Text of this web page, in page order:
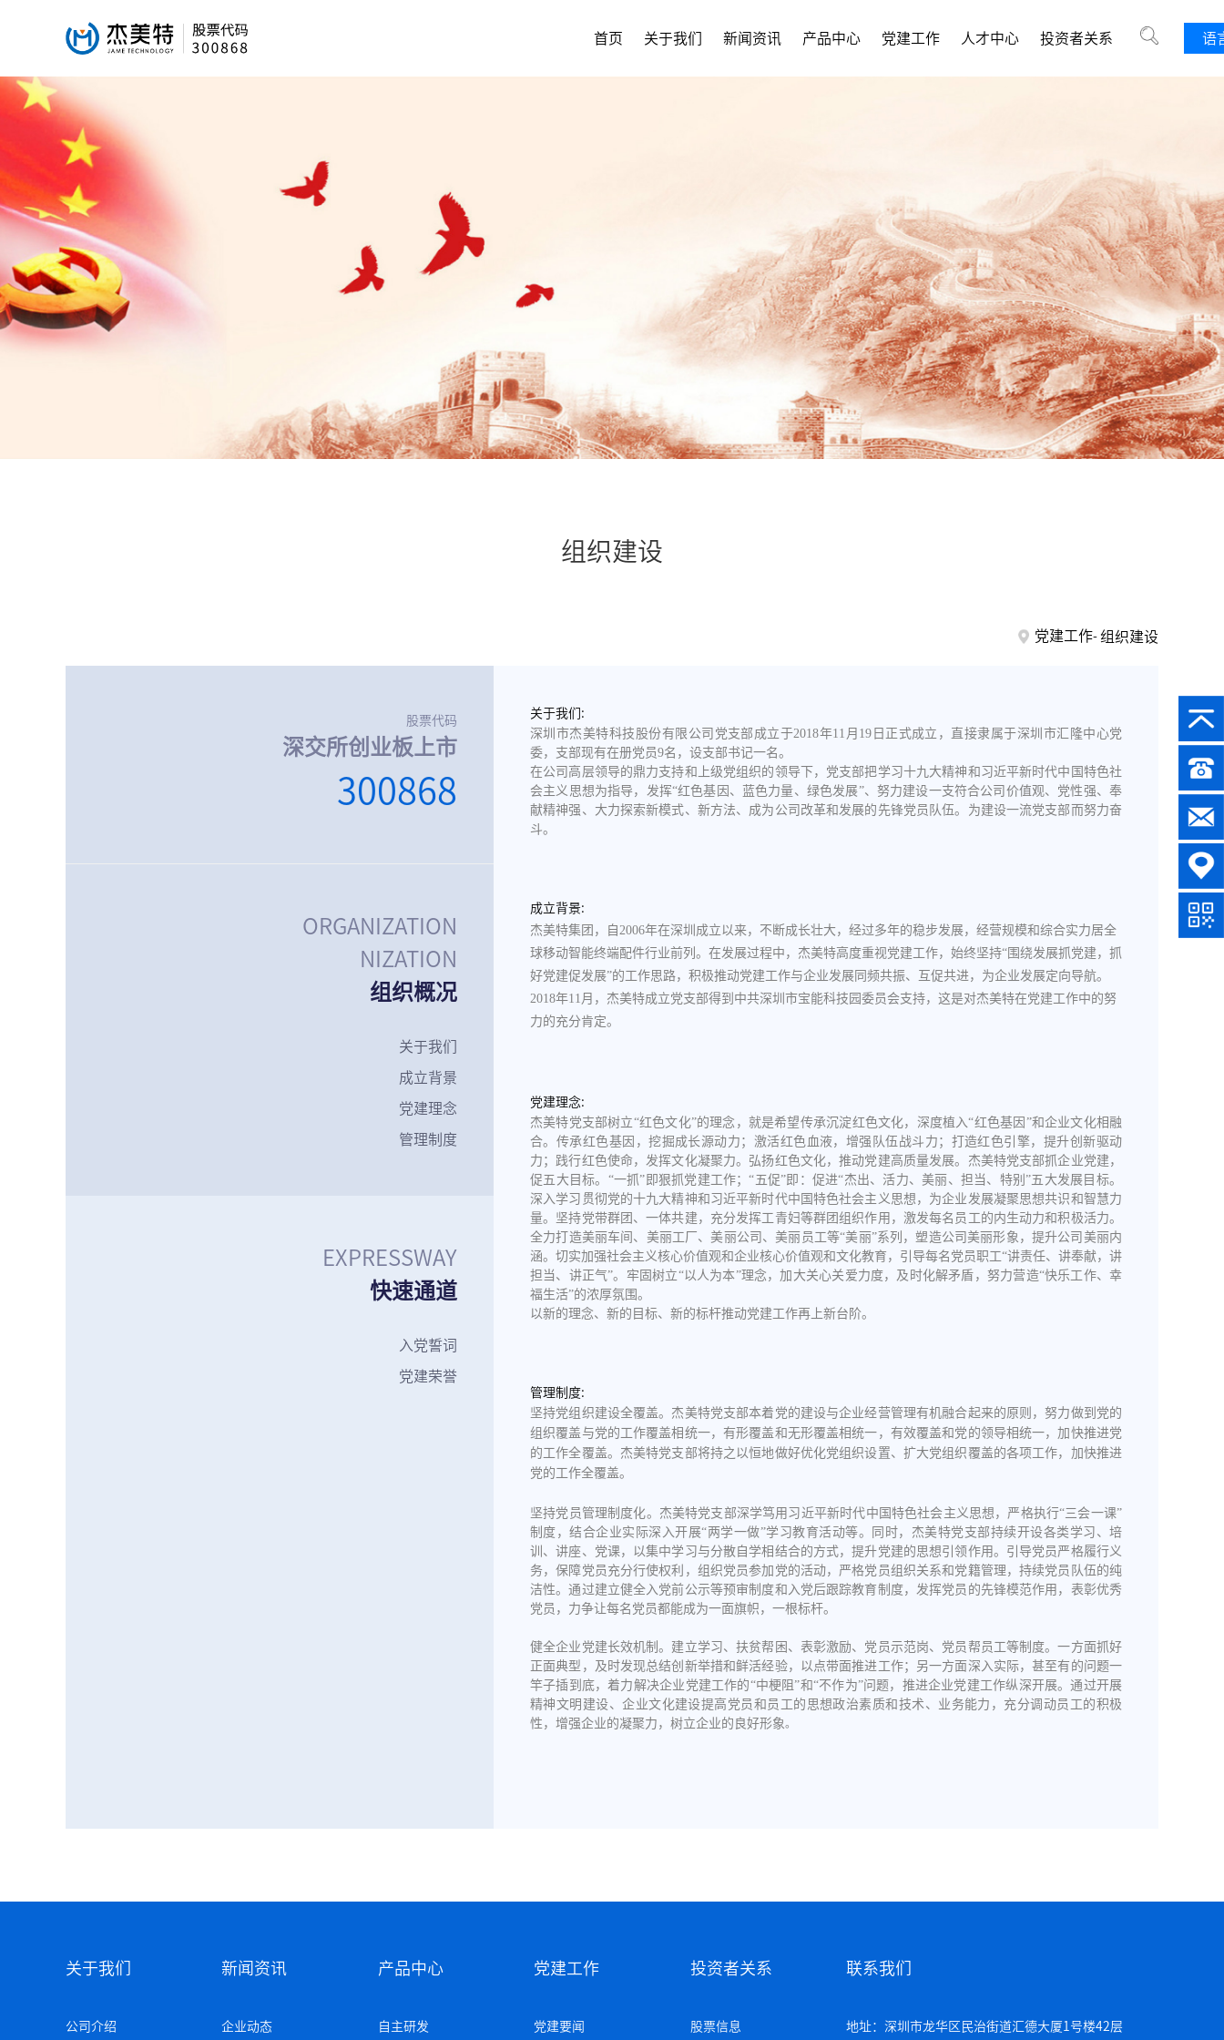
首页 关于我们 新闻资讯 产品中心 党建工作 人才中心 投资者关系 语
组织建设
党建工作 组织建设
股票代码
深交所创业板上市
300868
ORGANIZATION
NIZATION
组织概况
关于我们
成立背景
党建理念
管理制度
EXPRESSWAY
快速通道
入党誓词
党建荣誉
关于我们:
深圳市杰美特科技股份有限公司党支部成立于2018年11月19日正式成立，直接隶属于深圳市汇隆中心党
委，支部现有在册党员9名，设支部书记一名。
在公司高层领导的鼎力支持和上级党组织的领导下，党支部把学习十九大精神和习近平新时代中国特色社
会主义思想为指导，发挥“红色基因、蓝色力量、绿色发展”、努力建设一支符合公司价值观、党性强、奉
献精神强、大力探索新模式、新方法、成为公司改革和发展的先锋党员队伍。为建设一流党支部而努力奋
斗。
成立背景:
杰美特集团，自2006年在深圳成立以来，不断成长壮大，经过多年的稳步发展，经营规模和综合实力居全
球移动智能终端配件行业前列。在发展过程中，杰美特高度重视党建工作，始终坚持“围绕发展抓党建，抓
好党建促发展”的工作思路，积极推动党建工作与企业发展同频共振、互促共进，为企业发展定向导航。
2018年11月，杰美特成立党支部得到中共深圳市宝能科技园委员会支持，这是对杰美特在党建工作中的努
力的充分肯定。
党建理念:
杰美特党支部树立“红色文化”的理念，就是希望传承沉淀红色文化，深度植入“红色基因”和企业文化相融
合。传承红色基因，挖掘成长源动力；激活红色血液，增强队伍战斗力；打造红色引擎，提升创新驱动
力；践行红色使命，发挥文化凝聚力。弘扬红色文化，推动党建高质量发展。杰美特党支部抓企业党建，
促五大目标。“一抓”即狠抓党建工作；“五促”即：促进“杰出、活力、美丽、担当、特别”五大发展目标。
深入学习贯彻党的十九大精神和习近平新时代中国特色社会主义思想，为企业发展凝聚思想共识和智慧力
量。坚持党带群团、一体共建，充分发挥工青妇等群团组织作用，激发每名员工的内生动力和积极活力。
全力打造美丽车间、美丽工厂、美丽公司、美丽员工等“美丽”系列，塑造公司美丽形象，提升公司美丽内
涵。切实加强社会主义核心价值观和企业核心价值观和文化教育，引导每名党员职工“讲责任、讲奉献，讲
担当、讲正气”。牢固树立“以人为本”理念，加大关心关爱力度，及时化解矛盾，努力营造“快乐工作、幸
福生活”的浓厚氛围。
以新的理念、新的目标、新的标杆推动党建工作再上新台阶。
管理制度:
坚持党组织建设全覆盖。 杰美特党支部本着党的建设与企业经营管理有机融合起来的原则，努力做到党的
组织覆盖与党的工作覆盖相统一，有形覆盖和无形覆盖相统一，有效覆盖和党的领导相统一，加快推进党
的工作全覆盖。杰美特党支部将持之以恒地做好优化党组织设置、扩大党组织覆盖的各项工作，加快推进
党的工作全覆盖。
坚持党员管理制度化。 杰美特党支部深学笃用习近平新时代中国特色社会主义思想，严格执行“三会一课”
制度，结合企业实际深入开展“两学一做”学习教育活动等。同时，杰美特党支部持续开设各类学习、培
训、讲座、党课，以集中学习与分散自学相结合的方式，提升党建的思想引领作用。引导党员严格履行义
务，保障党员充分行使权利，组织党员参加党的活动，严格党员组织关系和党籍管理，持续党员队伍的纯
洁性。通过建立健全入党前公示等预审制度和入党后跟踪教育制度，发挥党员的先锋模范作用，表彰优秀
党员，力争让每名党员都能成为一面旗帜，一根标杆。
健全企业党建长效机制。 建立学习、扶贫帮困、表彰激励、党员示范岗、党员帮员工等制度。一方面抓好
正面典型，及时发现总结创新举措和鲜活经验，以点带面推进工作；另一方面深入实际，甚至有的问题一
竿子插到底，着力解决企业党建工作的“中梗阻”和“不作为”问题，推进企业党建工作纵深开展。通过开展
精神文明建设、企业文化建设提高党员和员工的思想政治素质和技术、业务能力，充分调动员工的积极
性，增强企业的凝聚力，树立企业的良好形象。
关于我们
公司介绍
新闻资讯
企业动态
产品中心
自主研发
党建工作
党建要闻
投资者关系
股票信息
联系我们
地址：深圳市龙华区民治街道汇德大厦1号楼42层